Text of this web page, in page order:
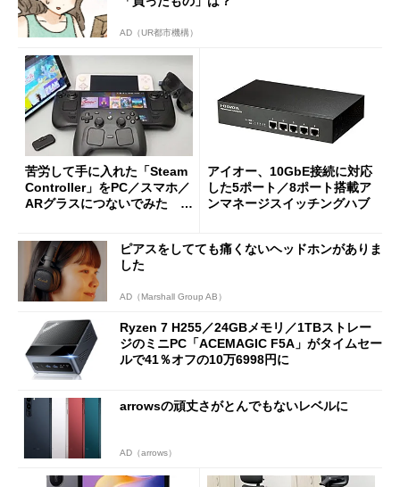
AD（UR都市機構）
苦労して手に入れた「Steam
Controller」をPC／スマホ／
ARグラスにつないでみた ゲ
アイオー、10GbE接続に対応
した5ポート／8ポート搭載ア
ンマネージスイッチングハブ
ピアスをしてても痛くないヘッドホンがありま
した
AD（Marshall Group AB）
Ryzen 7 H255／24GBメモリ／1TBストレー
ジのミニPC「ACEMAGIC F5A」がタイムセー
ルで41％オフの10万6998円に
arrowsの頑丈さがとんでもないレベルに
AD（arrows）